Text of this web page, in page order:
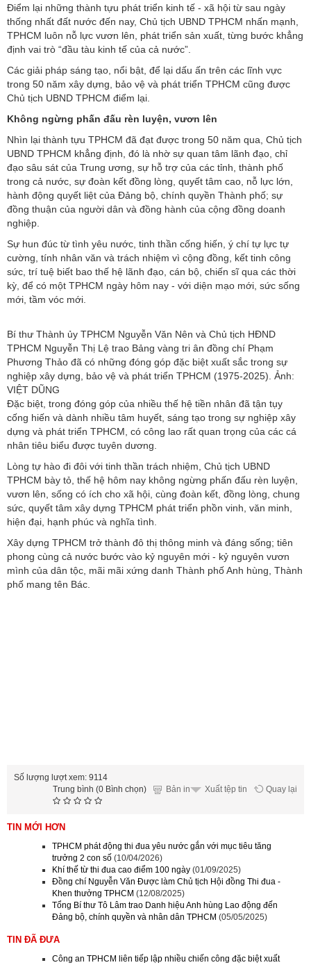
Điểm lại những thành tựu phát triển kinh tế - xã hội từ sau ngày
thống nhất đất nước đến nay, Chủ tịch UBND TPHCM nhấn mạnh,
TPHCM luôn nỗ lực vươn lên, phát triển sản xuất, từng bước khẳng
định vai trò “đầu tàu kinh tế của cả nước”.
Các giải pháp sáng tạo, nổi bật, để lại dấu ấn trên các lĩnh vực
trong 50 năm xây dựng, bảo vệ và phát triển TPHCM cũng được
Chủ tịch UBND TPHCM điểm lại.
Không ngừng phấn đấu rèn luyện, vươn lên
Nhìn lại thành tựu TPHCM đã đạt được trong 50 năm qua, Chủ tịch
UBND TPHCM khẳng định, đó là nhờ sự quan tâm lãnh đạo, chỉ
đạo sâu sát của Trung ương, sự hỗ trợ của các tỉnh, thành phố
trong cả nước, sự đoàn kết đồng lòng, quyết tâm cao, nỗ lực lớn,
hành động quyết liệt của Đảng bộ, chính quyền Thành phố; sự
đồng thuận của người dân và đồng hành của cộng đồng doanh
nghiệp.
Sự hun đúc từ tình yêu nước, tinh thần cống hiến, ý chí tự lực tự
cường, tính nhân văn và trách nhiệm vì cộng đồng, kết tinh công
sức, trí tuệ biết bao thế hệ lãnh đạo, cán bộ, chiến sĩ qua các thời
kỳ, để có một TPHCM ngày hôm nay - với diện mạo mới, sức sống
mới, tầm vóc mới.
Bí thư Thành ủy TPHCM Nguyễn Văn Nên và Chủ tịch HĐND
TPHCM Nguyễn Thị Lệ trao Bảng vàng tri ân đồng chí Phạm
Phương Thảo đã có những đóng góp đặc biệt xuất sắc trong sự
nghiệp xây dựng, bảo vệ và phát triển TPHCM (1975-2025). Ảnh:
VIỆT DŨNG
Đặc biệt, trong đóng góp của nhiều thế hệ tiền nhân đã tận tụy
cống hiến và dành nhiều tâm huyết, sáng tạo trong sự nghiệp xây
dựng và phát triển TPHCM, có công lao rất quan trọng của các cá
nhân tiêu biểu được tuyên dương.
Lòng tự hào đi đôi với tinh thần trách nhiệm, Chủ tịch UBND
TPHCM bày tỏ, thế hệ hôm nay không ngừng phấn đấu rèn luyện,
vươn lên, sống có ích cho xã hội, cùng đoàn kết, đồng lòng, chung
sức, quyết tâm xây dựng TPHCM phát triển phồn vinh, văn minh,
hiện đại, hạnh phúc và nghĩa tình.
Xây dựng TPHCM trở thành đô thị thông minh và đáng sống; tiên
phong cùng cả nước bước vào kỷ nguyên mới - kỷ nguyên vươn
mình của dân tộc, mãi mãi xứng danh Thành phố Anh hùng, Thành
phố mang tên Bác.
Số lượng lượt xem: 9114
Quay lại
Xuất tệp tin
Bản in
Trung bình (0 Bình chọn)
TIN MỚI HƠN
TPHCM phát động thi đua yêu nước gắn với mục tiêu tăng
trưởng 2 con số (10/04/2026)
Khí thế từ thi đua cao điểm 100 ngày (01/09/2025)
Đồng chí Nguyễn Văn Được làm Chủ tịch Hội đồng Thi đua -
Khen thưởng TPHCM (12/08/2025)
Tổng Bí thư Tô Lâm trao Danh hiệu Anh hùng Lao động đến
Đảng bộ, chính quyền và nhân dân TPHCM (05/05/2025)
TIN ĐÃ ĐƯA
Công an TPHCM liên tiếp lập nhiều chiến công đặc biệt xuất